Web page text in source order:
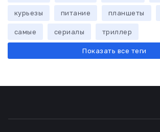
курьезы питание планшеты
самые сериалы триллер
Показать все теги